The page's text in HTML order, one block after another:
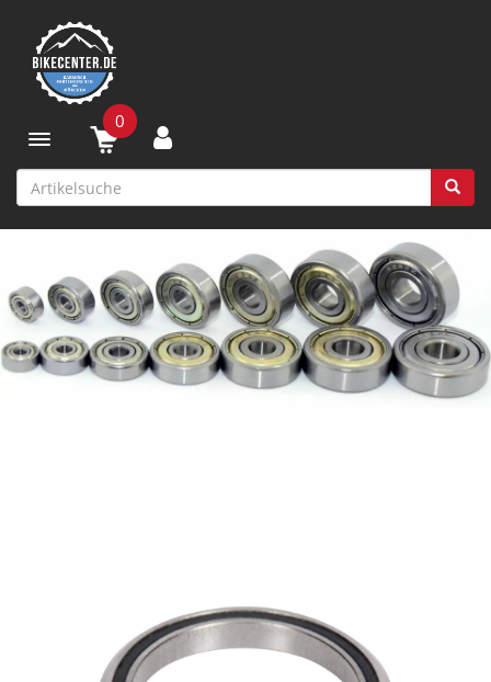
Toggle navigation
0